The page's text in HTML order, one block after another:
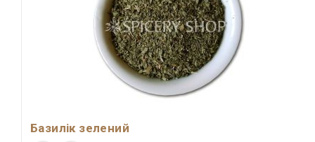
Базилік зелений